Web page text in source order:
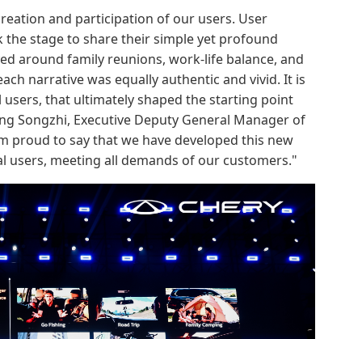
and participation of our users. User
the stage to share their simple yet profound
around family reunions, work-life balance, and
narrative was equally authentic and vivid. It is
that ultimately shaped the starting point
Songzhi, Executive Deputy General Manager of
proud to say that we have developed this new
users, meeting all demands of our customers."